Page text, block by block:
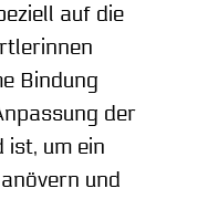
auf die
Bindung
der
ist, um ein
und